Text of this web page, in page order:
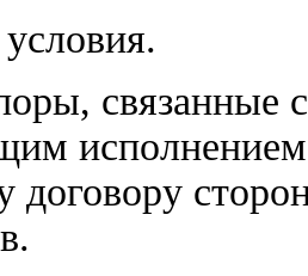
связанные
исполнением
договору